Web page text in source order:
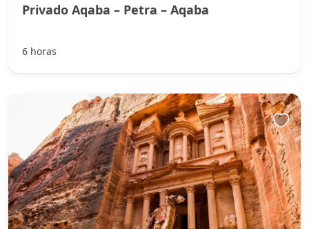
Privado Aqaba – Petra – Aqaba
6 horas